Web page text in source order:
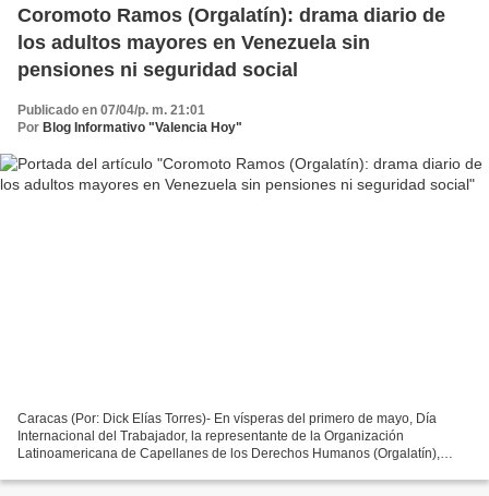
Coromoto Ramos (Orgalatín): drama diario de
los adultos mayores en Venezuela sin
pensiones ni seguridad social
Publicado en 07/04/p. m. 21:01
Por Blog Informativo "Valencia Hoy"
Caracas (Por: Dick Elías Torres)- En vísperas del primero de mayo, Día
Internacional del Trabajador, la representante de la Organización
Latinoamericana de Capellanes de los Derechos Humanos (Orgalatín),